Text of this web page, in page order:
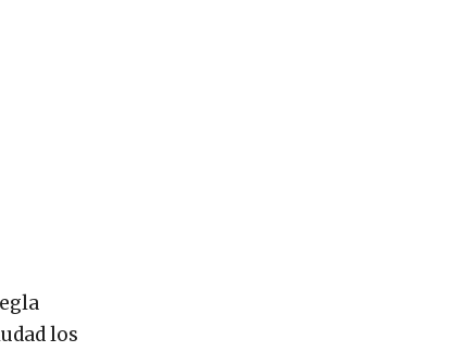
los